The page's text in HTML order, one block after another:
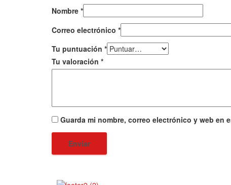
Nombre *
Correo electrónico *
Tu puntuación *
Tu valoración *
Guarda mi nombre, correo electrónico y web en